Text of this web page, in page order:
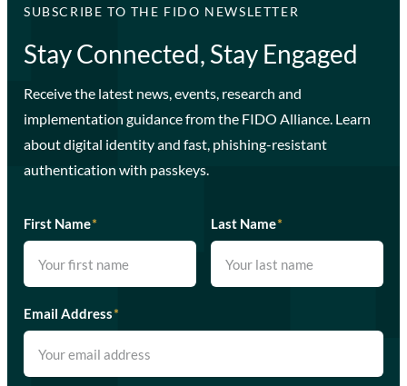
SUBSCRIBE TO THE FIDO NEWSLETTER
Stay Connected, Stay Engaged
Receive the latest news, events, research and
implementation guidance from the FIDO Alliance. Learn
about digital identity and fast, phishing-resistant
authentication with passkeys.
First Name* Last Name*
Email Address*